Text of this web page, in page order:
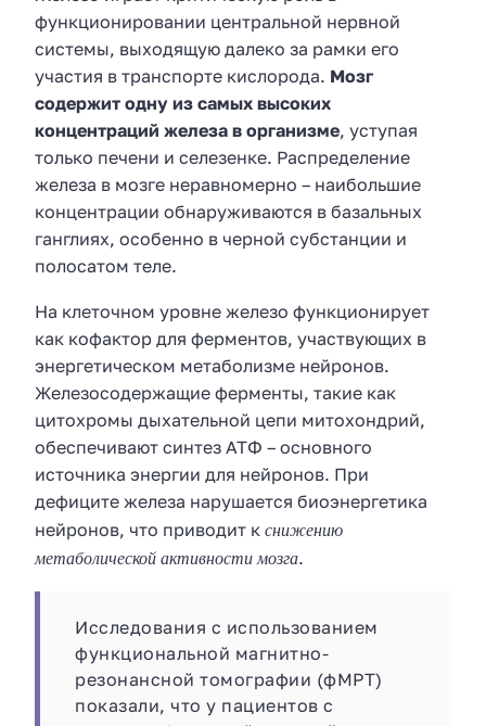
функционировании центральной нервной
системы, выходящую далеко за рамки его
участия в транспорте кислорода. Мозг
содержит одну из самых высоких
концентраций железа в организме, уступая
только печени и селезенке. Распределение
железа в мозге неравномерно – наибольшие
концентрации обнаруживаются в базальных
ганглиях, особенно в черной субстанции и
полосатом теле.
На клеточном уровне железо функционирует
как кофактор для ферментов, участвующих в
энергетическом метаболизме нейронов.
Железосодержащие ферменты, такие как
цитохромы дыхательной цепи митохондрий,
обеспечивают синтез АТФ – основного
источника энергии для нейронов. При
дефиците железа нарушается биоэнергетика
нейронов, что приводит к снижению
метаболической активности мозга.
Исследования с использованием
функциональной магнитно-
резонансной томографии (фМРТ)
показали, что у пациентов с